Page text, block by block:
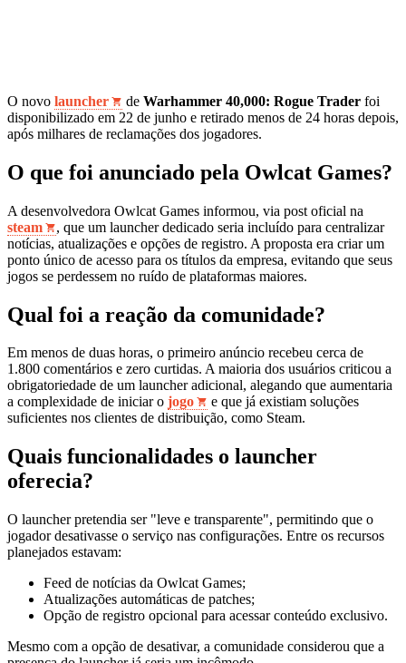
O novo launcher de Warhammer 40,000: Rogue Trader foi
disponibilizado em 22 de junho e retirado menos de 24 horas depois,
após milhares de reclamações dos jogadores.
O que foi anunciado pela Owlcat Games?
A desenvolvedora Owlcat Games informou, via post oficial na
steam
, que um launcher dedicado seria incluído para centralizar
notícias, atualizações e opções de registro. A proposta era criar um
ponto único de acesso para os títulos da empresa, evitando que seus
jogos se perdessem no ruído de plataformas maiores.
Qual foi a reação da comunidade?
Em menos de duas horas, o primeiro anúncio recebeu cerca de
1.800 comentários e zero curtidas. A maioria dos usuários criticou a
obrigatoriedade de um launcher adicional, alegando que aumentaria
a complexidade de iniciar o jogo
e que já existiam soluções
suficientes nos clientes de distribuição, como Steam.
Quais funcionalidades o launcher
oferecia?
O launcher pretendia ser "leve e transparente", permitindo que o
jogador desativasse o serviço nas configurações. Entre os recursos
planejados estavam:
Feed de notícias da Owlcat Games;
Atualizações automáticas de patches;
Opção de registro opcional para acessar conteúdo exclusivo.
Mesmo com a opção de desativar, a comunidade considerou que a